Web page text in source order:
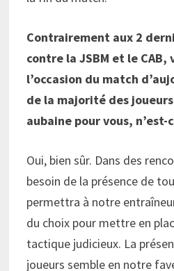
Contrairement aux 2
contre la JSBM et le
l’occasion du match
de la majorité des
aubaine pour vous, n’est-
Oui, bien sûr. Dans des
besoin de la présence de
permettra à notre
du choix pour mettre en
tactique judicieux. La
joueurs semble en notre